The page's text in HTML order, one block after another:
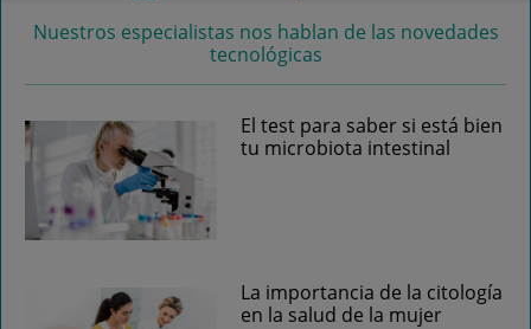
Nuestros especialistas nos hablan de las novedades
tecnológicas
El test para saber si está bien
tu microbiota intestinal
La importancia de la citología
en la salud de la mujer